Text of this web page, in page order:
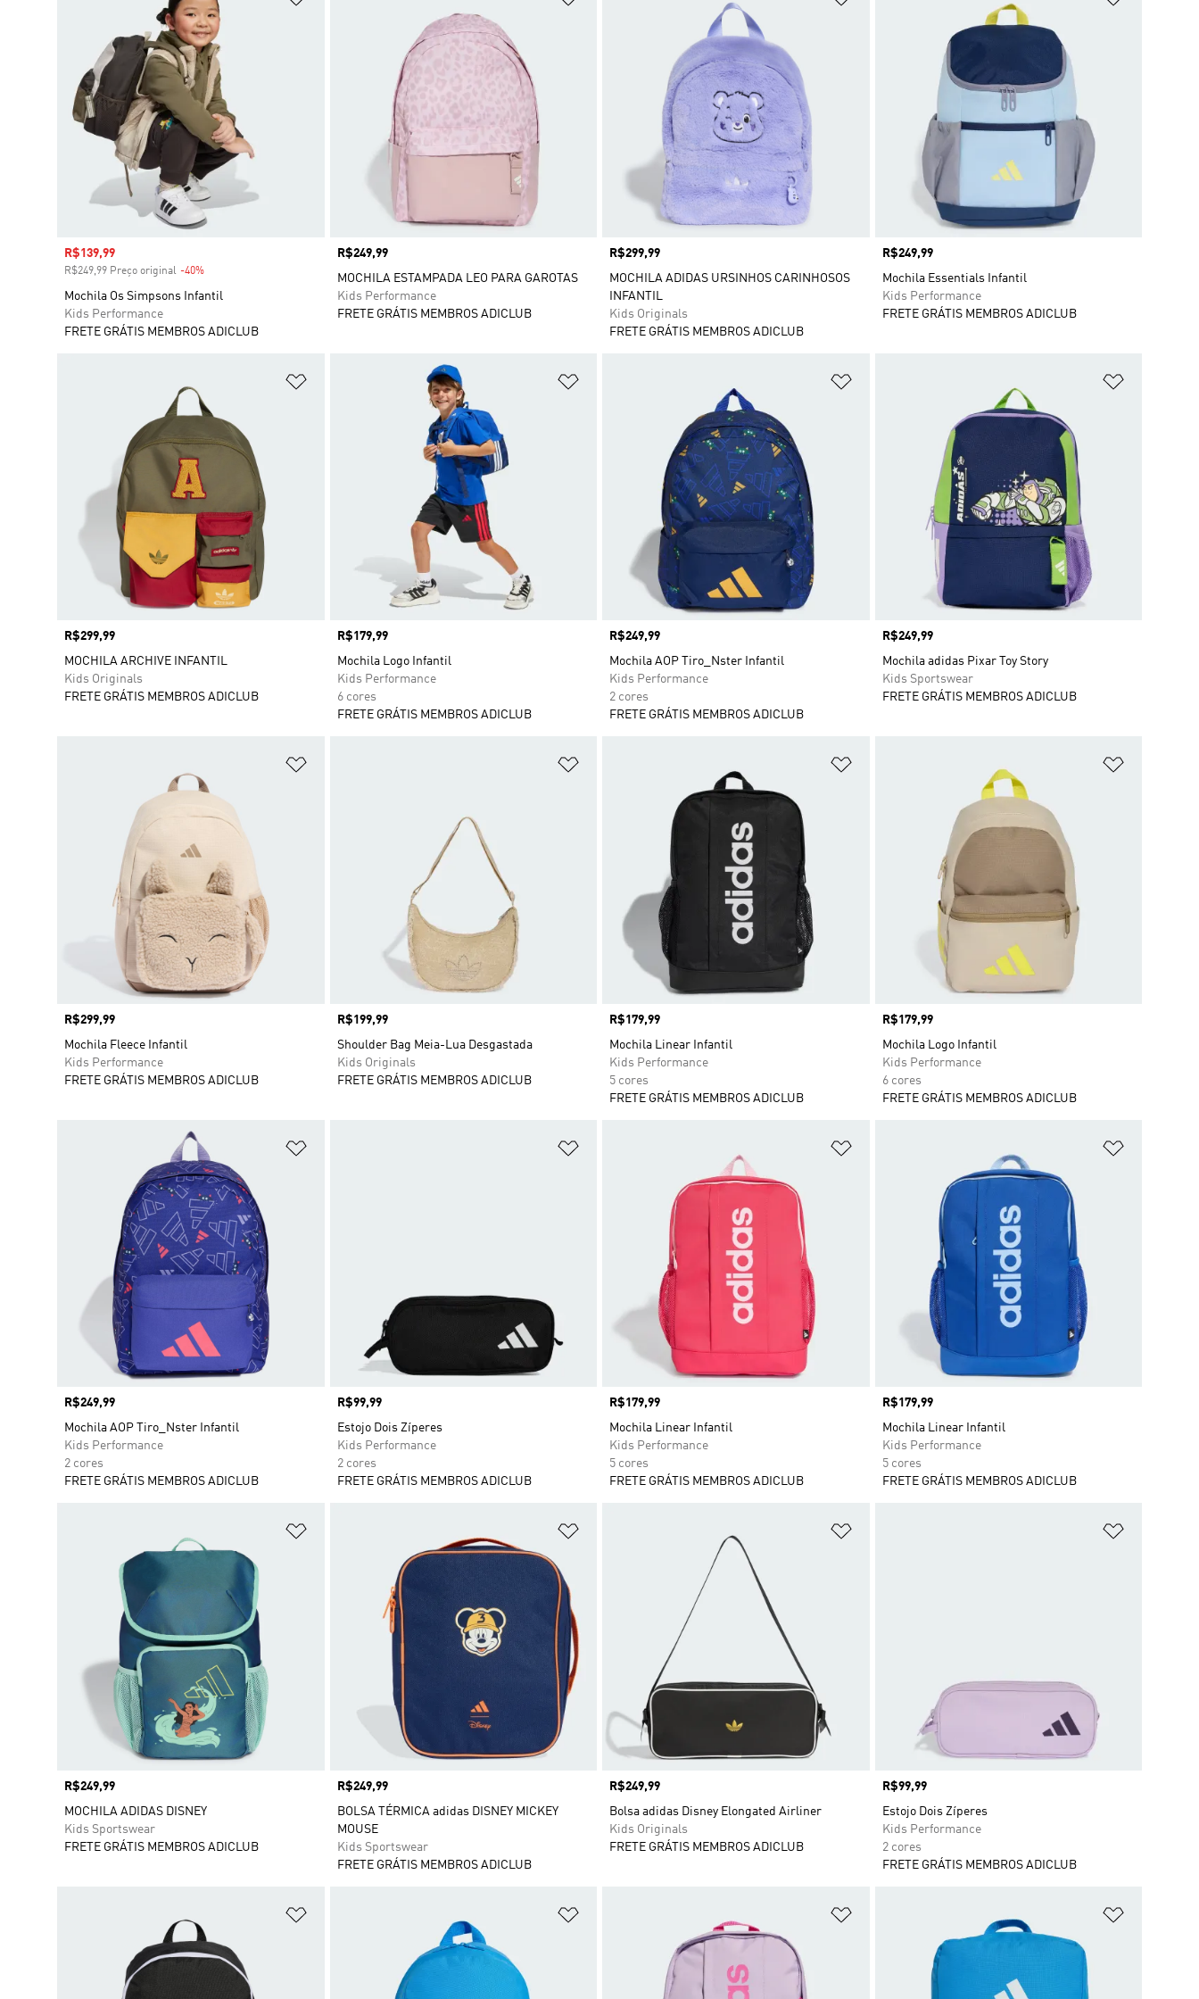
Preço com desconto
R$139,99
R$249,99 Preço original -40%
Mochila Os Simpsons Infantil
Kids Performance
FRETE GRÁTIS MEMBROS ADICLUB
Preço
R$249,99
MOCHILA ESTAMPADA LEO PARA GAROTAS
Kids Performance
FRETE GRÁTIS MEMBROS ADICLUB
Preço
R$299,99
MOCHILA ADIDAS URSINHOS CARINHOSOS
INFANTIL
Kids Originals
FRETE GRÁTIS MEMBROS ADICLUB
Preço
R$249,99
Mochila Essentials Infantil
Kids Performance
FRETE GRÁTIS MEMBROS ADICLUB
Adicionar à Lista de Desejos
Preço
R$299,99
MOCHILA ARCHIVE INFANTIL
Kids Originals
FRETE GRÁTIS MEMBROS ADICLUB
Preço
R$179,99
Mochila Logo Infantil
Kids Performance
6 cores
FRETE GRÁTIS MEMBROS ADICLUB
Preço
R$249,99
Mochila AOP Tiro_Nster Infantil
Kids Performance
2 cores
FRETE GRÁTIS MEMBROS ADICLUB
Preço
R$249,99
Mochila adidas Pixar Toy Story
Kids Sportswear
FRETE GRÁTIS MEMBROS ADICLUB
Preço
R$299,99
Mochila Fleece Infantil
Kids Performance
FRETE GRÁTIS MEMBROS ADICLUB
Preço
R$199,99
Shoulder Bag Meia-Lua Desgastada
Kids Originals
FRETE GRÁTIS MEMBROS ADICLUB
Preço
R$179,99
Mochila Linear Infantil
Kids Performance
5 cores
FRETE GRÁTIS MEMBROS ADICLUB
Preço
R$179,99
Mochila Logo Infantil
Kids Performance
6 cores
FRETE GRÁTIS MEMBROS ADICLUB
Preço
R$249,99
Mochila AOP Tiro_Nster Infantil
Kids Performance
2 cores
FRETE GRÁTIS MEMBROS ADICLUB
Preço
R$99,99
Estojo Dois Zíperes
Kids Performance
2 cores
FRETE GRÁTIS MEMBROS ADICLUB
Preço
R$179,99
Mochila Linear Infantil
Kids Performance
5 cores
FRETE GRÁTIS MEMBROS ADICLUB
Preço
R$179,99
Mochila Linear Infantil
Kids Performance
5 cores
FRETE GRÁTIS MEMBROS ADICLUB
Preço
R$249,99
MOCHILA ADIDAS DISNEY
Kids Sportswear
FRETE GRÁTIS MEMBROS ADICLUB
Preço
R$249,99
BOLSA TÉRMICA adidas DISNEY MICKEY
MOUSE
Kids Sportswear
FRETE GRÁTIS MEMBROS ADICLUB
Preço
R$249,99
Bolsa adidas Disney Elongated Airliner
Kids Originals
FRETE GRÁTIS MEMBROS ADICLUB
Preço
R$99,99
Estojo Dois Zíperes
Kids Performance
2 cores
FRETE GRÁTIS MEMBROS ADICLUB